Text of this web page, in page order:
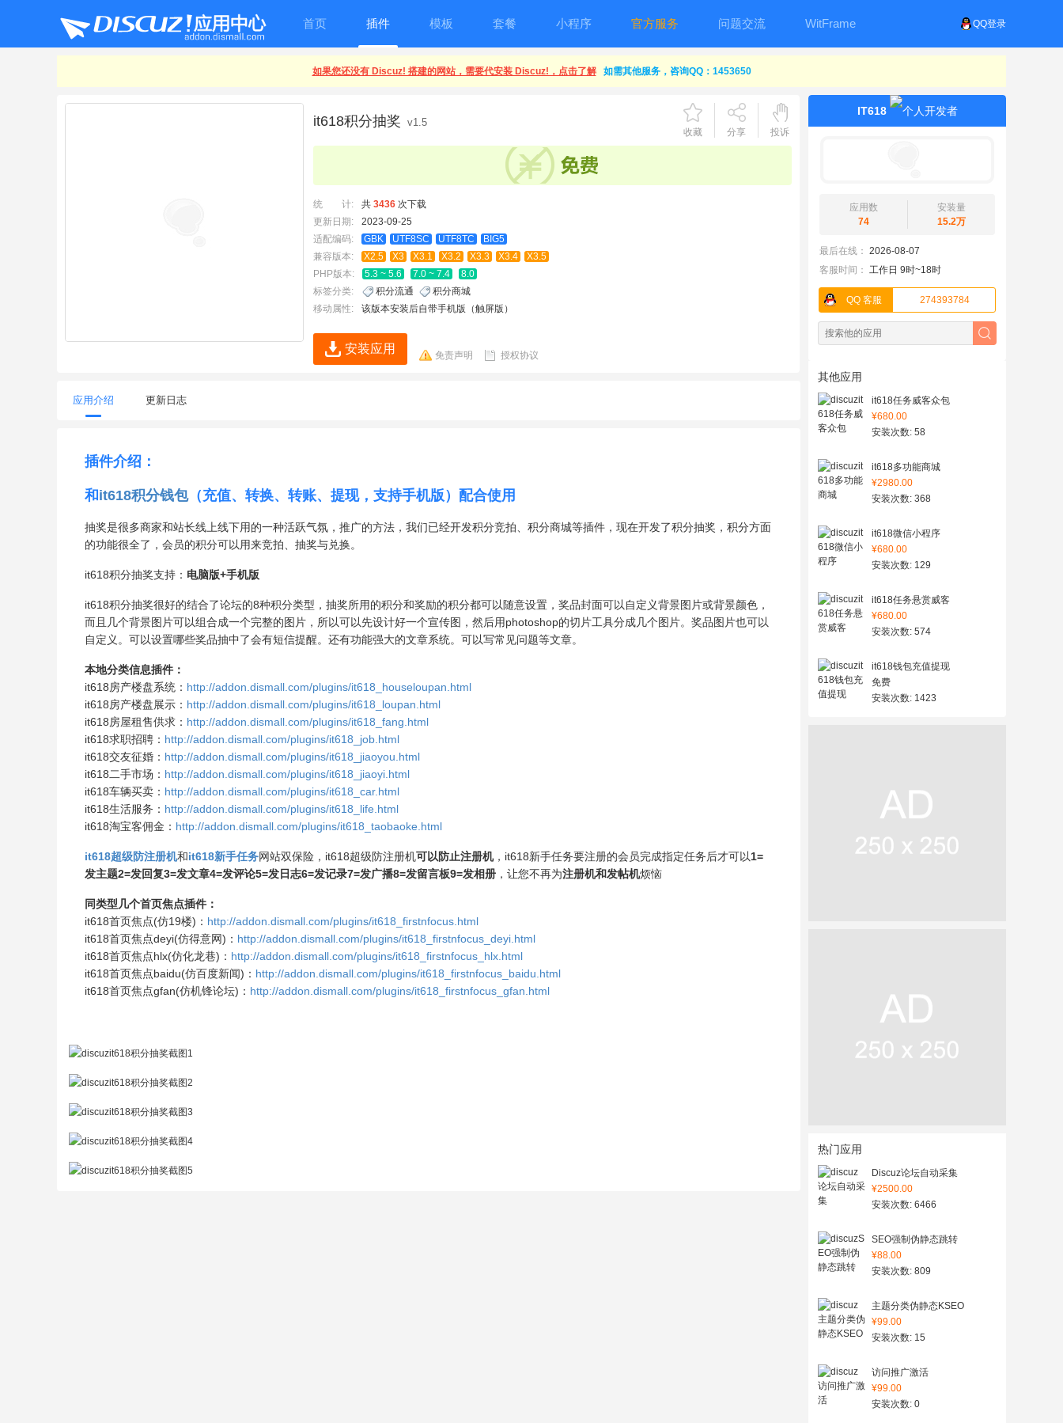
QQ登录
首页 插件 模板 套餐 小程序 官方服务 问题交流 WitFrame
如果您还没有 Discuz! 搭建的网站，需要代安装 Discuz!，点击了解 如需其他服务，咨询QQ：1453650
IT618
应用数
74
安装量
15.2万
最后在线： 2026-08-07
客服时间： 工作日 9时~18时
QQ 客服 274393784
其他应用
it618任务威客众包
¥680.00
安装次数: 58
it618多功能商城
¥2980.00
安装次数: 368
it618微信小程序
¥680.00
安装次数: 129
it618任务悬赏威客
¥680.00
安装次数: 574
it618钱包充值提现
免费
安装次数: 1423
热门应用
Discuz论坛自动采集
¥2500.00
安装次数: 6466
SEO强制伪静态跳转
¥88.00
安装次数: 809
主题分类伪静态KSEO
¥99.00
安装次数: 15
访问推广激活
¥99.00
安装次数: 0
it618积分抽奖 v1.5
收藏 分享 投诉
统 计: 共 3436 次下载
更新日期:
2023-09-25
适配编码:
GBK UTF8SC UTF8TC
BIG5
兼容版本:
X2.5 X3 X3.1 X3.2 X3.3 X3.4
X3.5
PHP版本:
5.3 ~ 5.6 7.0 ~ 7.4
8.0
标签分类:
积分流通
积分商城
移动属性:
该版本安装后自带手机版（触屏版）
安装应用 免责声明 授权协议
应用介绍 更新日志
插件介绍：
和it618积分钱包（充值、转换、转账、提现，支持手机版）配合使用
抽奖是很多商家和站长线上线下用的一种活跃气氛，推广的方法，我们已经开发积分竞拍、积分商城等插件，现在开发了积分抽奖，积分方面
的功能很全了，会员的积分可以用来竞拍、抽奖与兑换。
it618积分抽奖支持： 电脑版+手机版
it618积分抽奖很好的结合了论坛的8种积分类型，抽奖所用的积分和奖励的积分都可以随意设置，奖品封面可以自定义背景图片或背景颜色，
而且几个背景图片可以组合成一个完整的图片，所以可以先设计好一个宣传图，然后用photoshop的切片工具分成几个图片。奖品图片也可以
自定义。可以设置哪些奖品抽中了会有短信提醒。还有功能强大的文章系统。可以写常见问题等文章。
本地分类信息插件：
it618房产楼盘系统： http://addon.dismall.com/plugins/it618_houseloupan.html
it618房产楼盘展示： http://addon.dismall.com/plugins/it618_loupan.html
it618房屋租售供求： http://addon.dismall.com/plugins/it618_fang.html
it618求职招聘： http://addon.dismall.com/plugins/it618_job.html
it618交友征婚： http://addon.dismall.com/plugins/it618_jiaoyou.html
it618二手市场： http://addon.dismall.com/plugins/it618_jiaoyi.html
it618车辆买卖： http://addon.dismall.com/plugins/it618_car.html
it618生活服务： http://addon.dismall.com/plugins/it618_life.html
it618淘宝客佣金： http://addon.dismall.com/plugins/it618_taobaoke.html
it618超级防注册机和it618新手任务网站双保险，it618超级防注册机可以防止注册机，it618新手任务要注册的会员完成指定任务后才可以1=
发主题2=发回复3=发文章4=发评论5=发日志6=发记录7=发广播8=发留言板9=发相册 ，让您不再为注册机和发帖机烦恼
同类型几个首页焦点插件：
it618首页焦点(仿19楼)： http://addon.dismall.com/plugins/it618_firstnfocus.html
it618首页焦点deyi(仿得意网)： http://addon.dismall.com/plugins/it618_firstnfocus_deyi.html
it618首页焦点hlx(仿化龙巷)： http://addon.dismall.com/plugins/it618_firstnfocus_hlx.html
it618首页焦点baidu(仿百度新闻)： http://addon.dismall.com/plugins/it618_firstnfocus_baidu.html
it618首页焦点gfan(仿机锋论坛)： http://addon.dismall.com/plugins/it618_firstnfocus_gfan.html